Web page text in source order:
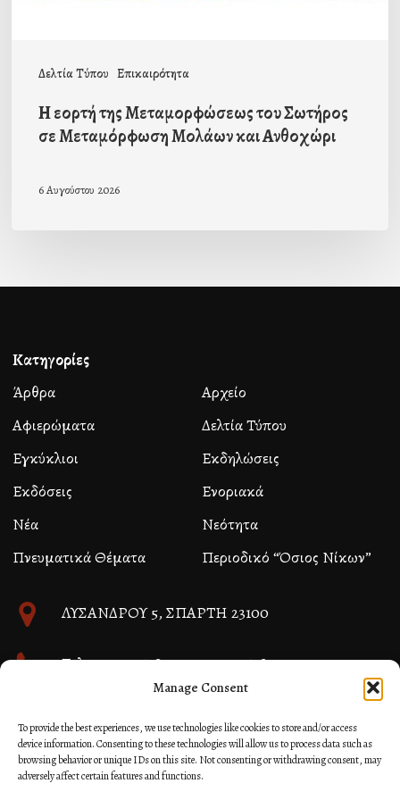
Manage Consent
To provide the best experiences, we use technologies like cookies to store and/or access
device information. Consenting to these technologies will allow us to process data such as
browsing behavior or unique IDs on this site. Not consenting or withdrawing consent, may
adversely affect certain features and functions.
Δελτία Τύπου Επικαιρότητα
Η εορτή της Μεταμορφώσεως του Σωτήρος
σε Μεταμόρφωση Μολάων και Ανθοχώρι
6 Αυγούστου 2026
Κατηγορίες
Άρθρα
Αρχείο
Αφιερώματα
Δελτία Τύπου
Εγκύκλιοι
Εκδηλώσεις
Εκδόσεις
Ενοριακά
Νέα
Νεότητα
Πνευματικά Θέματα
Περιοδικό “Όσιος Νίκων”
ΛΥΣΑΝΔΡΟΥ 5, ΣΠΑΡΤΗ 23100
Τηλ. 27310 26580 και 27310 26581